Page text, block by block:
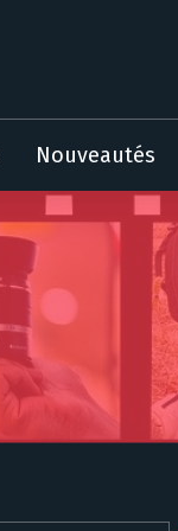
Nouveautés